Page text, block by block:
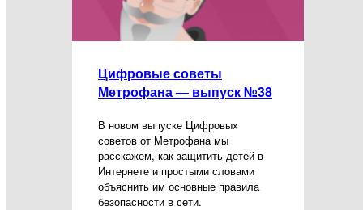
Цифровые советы
Метрофана — выпуск №38
В новом выпуске Цифровых
советов от Метрофана мы
расскажем, как защитить детей в
Интернете и простыми словами
объяснить им основные правила
безопасности в сети.